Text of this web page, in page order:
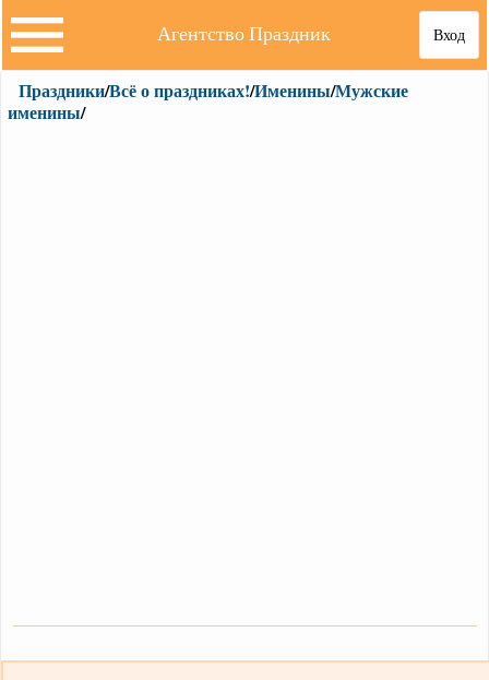
Вход
Агентство Праздник
Праздники/Всё о праздниках!/Именины/Мужские
именины/